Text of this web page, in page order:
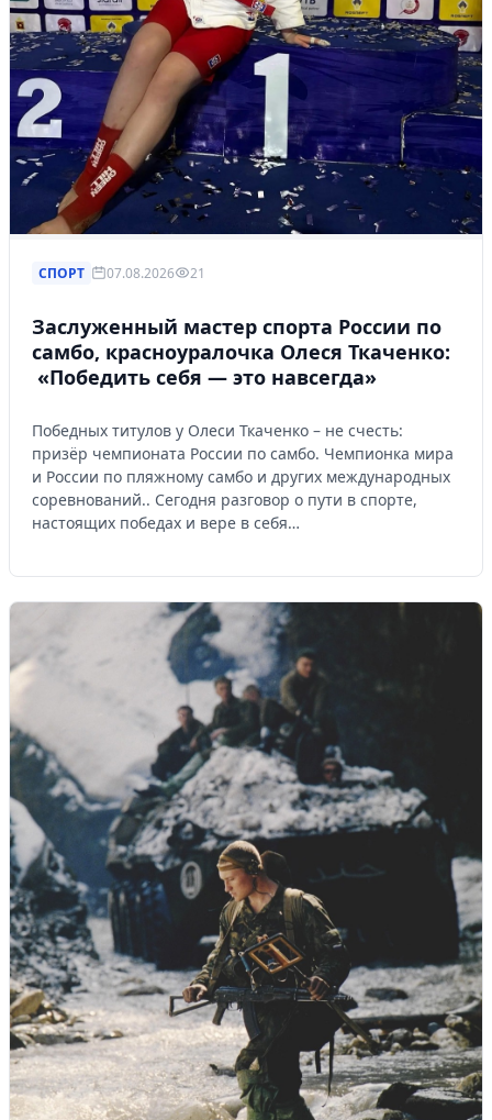
СПОРТ 07.08.2026 21
Заслуженный мастер спорта России по
самбо, красноуралочка Олеся Ткаченко:
«Победить себя — это навсегда»
Победных титулов у Олеси Ткаченко – не счесть:
призёр чемпионата России по самбо. Чемпионка мира
и России по пляжному самбо и других международных
соревнований.. Сегодня разговор о пути в спорте,
настоящих победах и вере в себя…